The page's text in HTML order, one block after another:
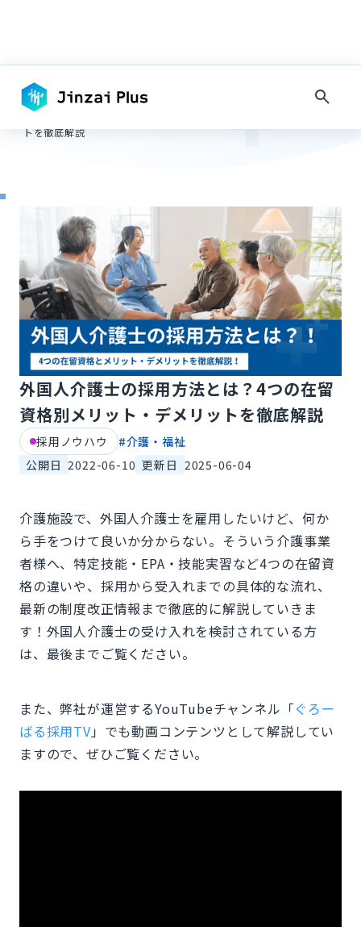
キーワードで探す
ネパール#ミャンマー# #日本語教育
マネジメント 入社準備・手続き#内定・契約#面接・選考
求人作成#その他在留資格
留学生・家族滞在
#永住者・定住者#技能実習
技術・人文知識・国際業務
#農業・水産業#宿泊・飲食 介護・福祉#建設業#製造業
IT・システム開発#在留資格#手続き#インドネシア
ベトナム #試験#特定技能#採用
TOP-採用ノウハウ
外国人介護士の採用方法とは？4つの在留資格別メリット・デメリッ
トを徹底解説
外国人介護士の採用方法とは？4つの在留
資格別メリット・デメリットを徹底解説
採用ノウハウ #介護・福祉
公開日 2022-06-10 更新日 2025-06-04
介護施設で、外国人介護士を雇用したいけど、何か
ら手をつけて良いか分からない。そういう介護事業
者様へ、特定技能・EPA・技能実習など4つの在留資
格の違いや、採用から受入れまでの具体的な流れ、
最新の制度改正情報まで徹底的に解説していきま
す！外国人介護士の受け入れを検討されている方
は、最後までご覧ください。
また、弊社が運営するYouTubeチャンネル「ぐろー
ばる採用TV」でも動画コンテンツとして解説してい
ますので、ぜひご覧ください。